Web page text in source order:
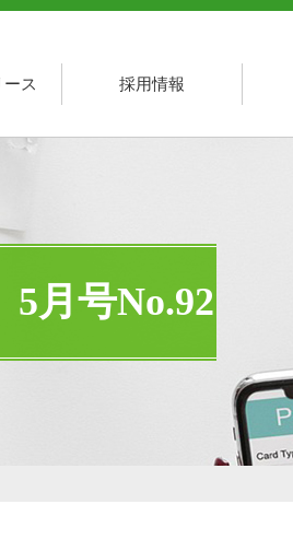
ス 採用情報
月号No.92